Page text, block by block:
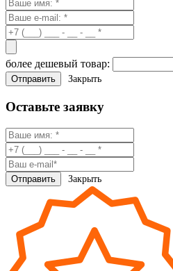
более дешевый товар:
Закрыть
Оставьте заявку
Закрыть